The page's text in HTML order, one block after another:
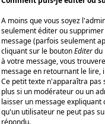
A moins que vous soyez
seulement éditer ou
message (parfois seulement
cliquant sur le boutonEditerdu
à votre message, vous
message en retournant le lire,
Ce petit texte n'apparaîtra pas
plus si un modérateur ou un
laisser un message
qu'un utilisateur ne peut pas